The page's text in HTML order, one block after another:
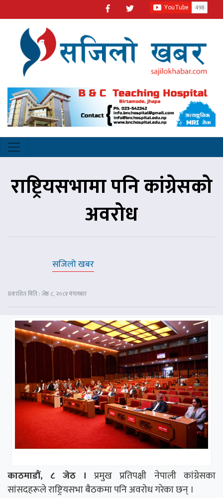
राष्ट्रियसभामा पनि कांग्रेसको
अवरोध
सजिलो खबर
प्रकाशित मिति : जेष्ठ ८, २०८१ मंगलबार
काठमाडौं, ८ जेठ । प्रमुख प्रतिपक्षी नेपाली कांग्रेसका
सांसदहरूले राष्ट्रियसभा बैठकमा पनि अवरोध गरेका छन् ।